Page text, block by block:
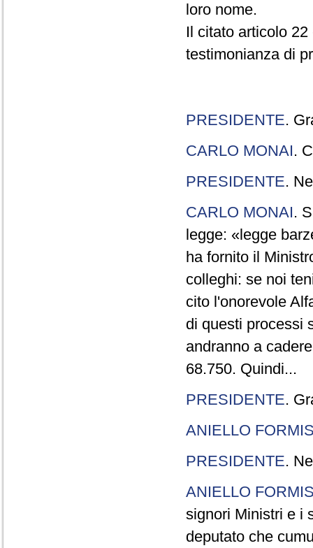
loro nome.
Il citato articolo
testimonianza di
PRESIDENTE.
CARLO MONAI.
PRESIDENTE.
CARLO MONAI.
legge: «legge
ha fornito il
colleghi: se noi
cito l'onorevole
di questi processi
andranno a
68.750. Quindi...
PRESIDENTE.
ANIELLO
PRESIDENTE.
ANIELLO
signori Ministri e i
deputato che